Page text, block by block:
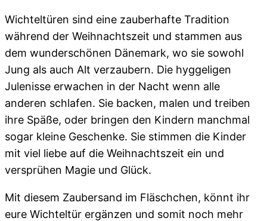
Wichteltüren sind eine zauberhafte Tradition
während der Weihnachtszeit und stammen aus
dem wunderschönen Dänemark, wo sie sowohl
Jung als auch Alt verzaubern. Die hyggeligen
Julenisse erwachen in der Nacht wenn alle
anderen schlafen. Sie backen, malen und treiben
ihre Späße, oder bringen den Kindern manchmal
sogar kleine Geschenke. Sie stimmen die Kinder
mit viel liebe auf die Weihnachtszeit ein und
versprühen Magie und Glück.
Mit diesem Zaubersand im Fläschchen, könnt ihr
eure Wichteltür ergänzen und somit noch mehr